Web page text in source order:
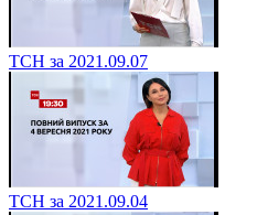
ТСН за 2021.09.07
ТСН за 2021.09.04